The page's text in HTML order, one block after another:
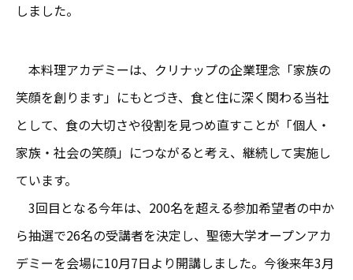
しました。
本料理アカデミーは、クリナップの企業理念「家族の
笑顔を創ります」にもとづき、食と住に深く関わる当社
として、食の大切さや役割を見つめ直すことが「個人・
家族・社会の笑顔」につながると考え、継続して実施し
ています。
3回目となる今年は、200名を超える参加希望者の中か
ら抽選で26名の受講者を決定し、聖徳大学オープンアカ
デミーを会場に10月7日より開講しました。今後来年3月